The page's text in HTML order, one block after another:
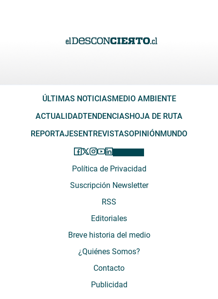
ÚLTIMAS NOTICIAS MEDIO AMBIENTE
ACTUALIDADTENDENCIAS HOJA DE RUTA
REPORTAJES ENTREVISTASOPINIÓN MUNDO
Política de Privacidad
Suscripción Newsletter
RSS
Editoriales
Breve historia del medio
¿Quiénes Somos?
Contacto
Publicidad